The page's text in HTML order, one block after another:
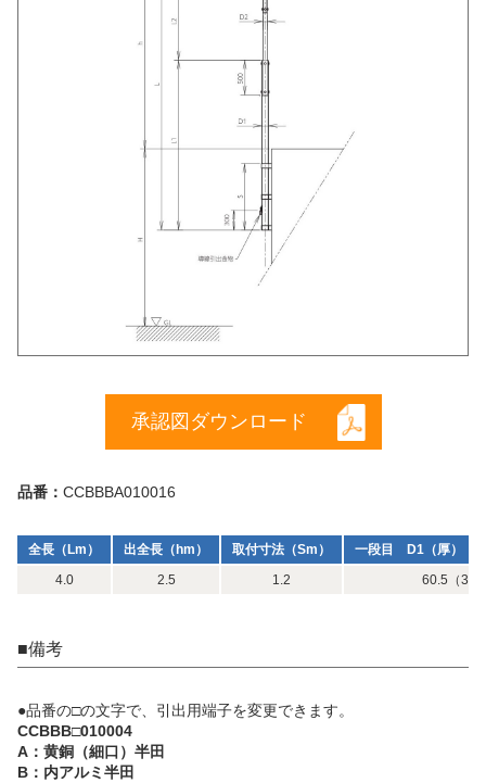
個人データの共同利用について
承認図ダウンロード
品番： CCBBBA010016
全長（Lm） 出全長（hm） 取付寸法（Sm）
一段目 D1（厚）（
4.0
2.5 1.2 60.5（3）
■備考
●品番の□の文字で、引出用端子を変更できます。
CCBBB□010004
A：黄銅（細口）半田
B：内アルミ半田